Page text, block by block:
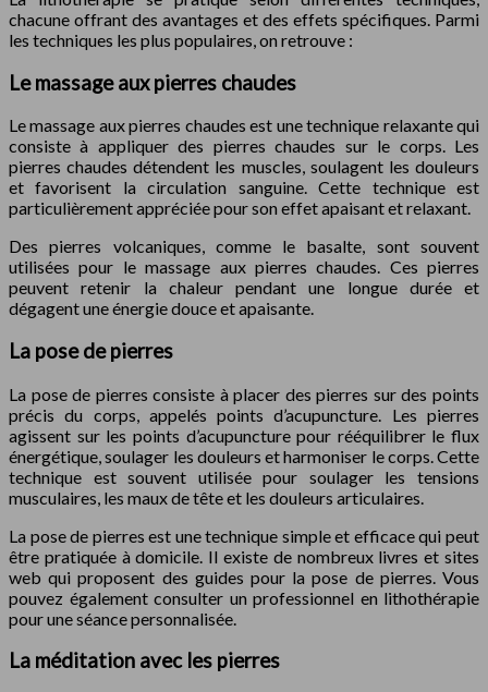
chacune offrant des avantages et des effets spécifiques. Parmi
les techniques les plus populaires, on retrouve :
Le massage aux pierres chaudes
Le massage aux pierres chaudes est une technique relaxante qui
consiste à appliquer des pierres chaudes sur le corps. Les
pierres chaudes détendent les muscles, soulagent les douleurs
et favorisent la circulation sanguine. Cette technique est
particulièrement appréciée pour son effet apaisant et relaxant.
Des pierres volcaniques, comme le basalte, sont souvent
utilisées pour le massage aux pierres chaudes. Ces pierres
peuvent retenir la chaleur pendant une longue durée et
dégagent une énergie douce et apaisante.
La pose de pierres
La pose de pierres consiste à placer des pierres sur des points
précis du corps, appelés points d’acupuncture. Les pierres
agissent sur les points d’acupuncture pour rééquilibrer le flux
énergétique, soulager les douleurs et harmoniser le corps. Cette
technique est souvent utilisée pour soulager les tensions
musculaires, les maux de tête et les douleurs articulaires.
La pose de pierres est une technique simple et efficace qui peut
être pratiquée à domicile. Il existe de nombreux livres et sites
web qui proposent des guides pour la pose de pierres. Vous
pouvez également consulter un professionnel en lithothérapie
pour une séance personnalisée.
La méditation avec les pierres